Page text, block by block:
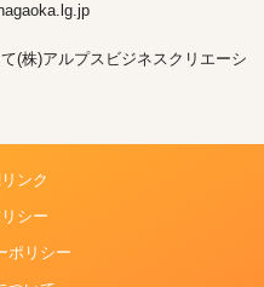
(株)アルプスビジネスクリエーシ
ンク
シー
ポリシー